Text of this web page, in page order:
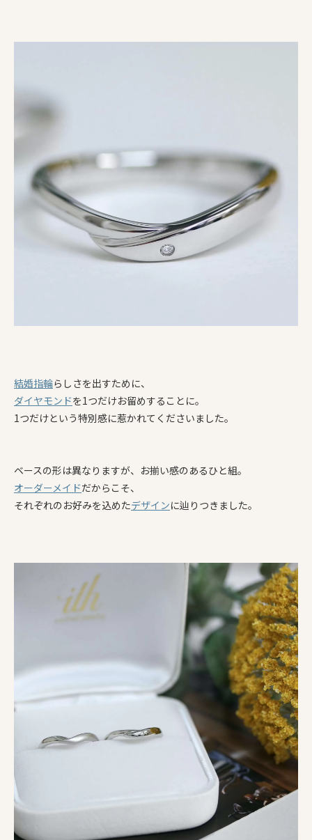
結婚指輪らしさを出すために、
ダイヤモンドを1つだけお留めすることに。
1つだけという特別感に惹かれてくださいました。
ベースの形は異なりますが、お揃い感のあるひと組。
オーダーメイドだからこそ、
それぞれのお好みを込めたデザインに辿りつきました。